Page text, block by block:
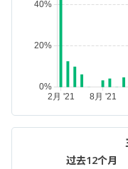
过去12个月